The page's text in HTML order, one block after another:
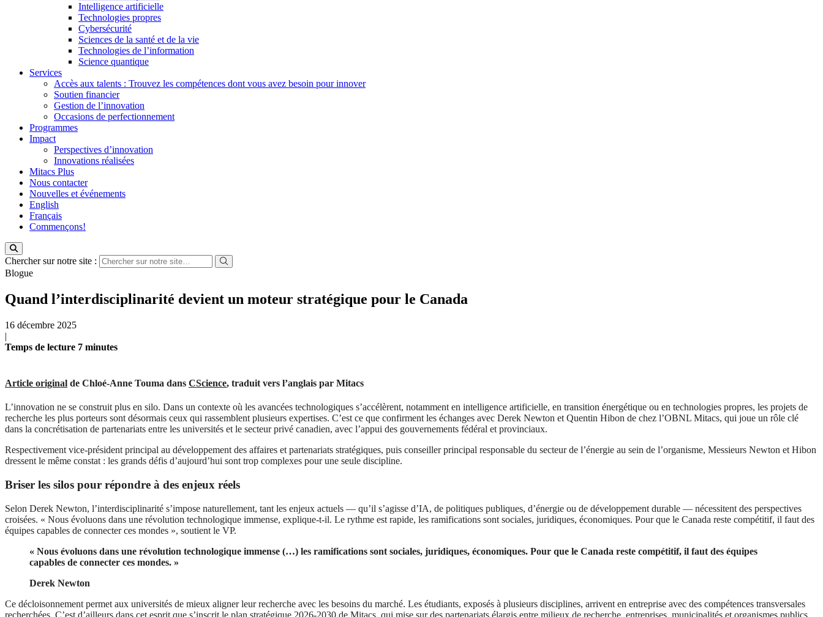
Intelligence artificielle
Technologies propres
Cybersécurité
Sciences de la santé et de la vie
Technologies de l’information
Science quantique
Services
Accès aux talents : Trouvez les compétences dont vous avez besoin pour innover
Soutien financier
Gestion de l’innovation
Occasions de perfectionnement
Programmes
Impact
Perspectives d’innovation
Innovations réalisées
Mitacs Plus
Nous contacter
Nouvelles et événements
English
Français
Commençons!
Chercher sur notre site :
Blogue
Quand l’interdisciplinarité devient un moteur stratégique pour le Canada
16 décembre 2025
|
Temps de lecture 7 minutes
Article original de Chloé-Anne Touma dans CScience, traduit vers l’anglais par Mitacs
L’innovation ne se construit plus en silo. Dans un contexte où les avancées technologiques s’accélèrent, notamment en intelligence artificielle, en transition énergétique ou en technologies propres, les projets de
recherche les plus porteurs sont désormais ceux qui rassemblent plusieurs expertises. C’est ce que confirment les échanges avec Derek Newton et Quentin Hibon de chez l’OBNL Mitacs, qui joue un rôle clé
dans la concrétisation de partenariats entre les universités et le secteur privé canadien, avec l’appui des gouvernements fédéral et provinciaux.
Respectivement vice-président principal au développement des affaires et partenariats stratégiques, puis conseiller principal responsable du secteur de l’énergie au sein de l’organisme, Messieurs Newton et Hibon
dressent le même constat : les grands défis d’aujourd’hui sont trop complexes pour une seule discipline.
Briser les silos pour répondre à des enjeux réels
Selon Derek Newton, l’interdisciplinarité s’impose naturellement, tant les enjeux actuels — qu’il s’agisse d’IA, de politiques publiques, d’énergie ou de développement durable — nécessitent des perspectives
croisées. « Nous évoluons dans une révolution technologique immense, explique-t-il. Le rythme est rapide, les ramifications sont sociales, juridiques, économiques. Pour que le Canada reste compétitif, il faut des
équipes capables de connecter ces mondes », soutient le VP.
« Nous évoluons dans une révolution technologique immense (…) les ramifications sont sociales, juridiques, économiques. Pour que le Canada reste compétitif, il faut des équipes
capables de connecter ces mondes. »
Derek Newton
Ce décloisonnement permet aux universités de mieux aligner leur recherche avec les besoins du marché. Les étudiants, exposés à plusieurs disciplines, arrivent en entreprise avec des compétences transversales
recherchées. C’est d’ailleurs dans cet esprit que s’inscrit le plan stratégique 2026-2030 de Mitacs, qui mise sur des partenariats élargis entre milieux de recherche, entreprises, municipalités et organismes publics.